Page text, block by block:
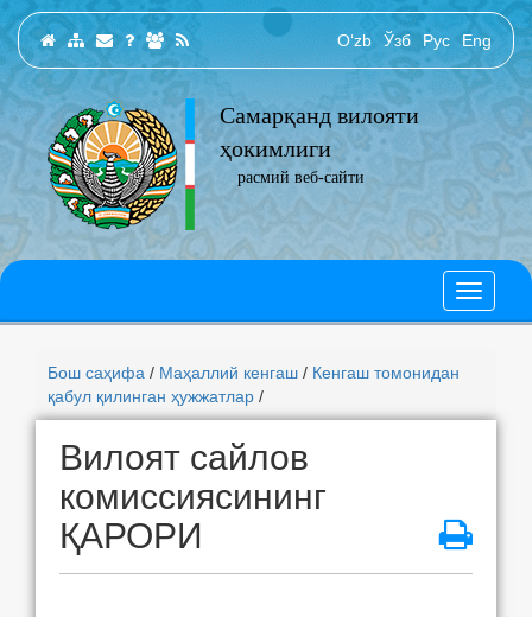
O‘zb Ўзб Рус Eng
Самарқанд вилояти
ҳокимлиги
расмий веб-сайти
Бош саҳифа / Маҳаллий кенгаш / Кенгаш томонидан
қабул қилинган ҳужжатлар /
Вилоят сайлов
комиссиясининг
ҚАРОРИ